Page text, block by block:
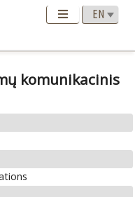
komunikacinis